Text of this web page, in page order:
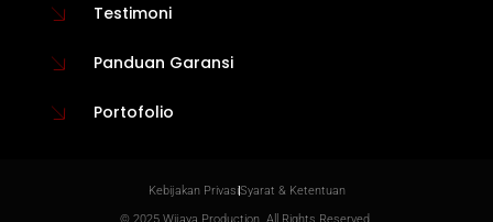
Testimoni
Panduan Garansi
Portofolio
Kebijakan PrivasiSyarat & Ketentuan
© 2025 Wijaya Production. All Rights Reserved.